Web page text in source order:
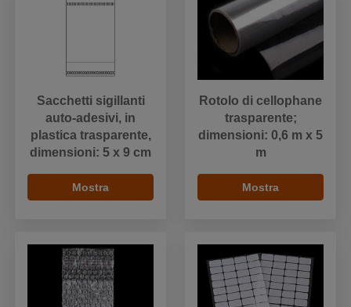
Sacchetti sigillanti
auto-adesivi, in
plastica trasparente,
dimensioni: 5 x 9 cm
Mostra
Rotolo di cellophane
trasparente;
dimensioni: 0,6 m x 5
m
Mostra